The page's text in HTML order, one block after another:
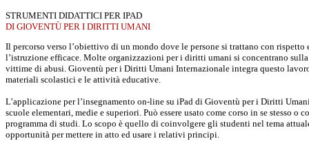
STRUMENTI DIDATTICI PER IPAD
DI GIOVENTÙ PER I DIRITTI UMANI
Il percorso verso l’obiettivo di un mondo dove le persone si trattano con rispetto
l’istruzione efficace. Molte organizzazioni per i diritti umani si concentrano
vittime di abusi. Gioventù per i Diritti Umani Internazionale integra questo
materiali scolastici e le attività educative.
L’applicazione per l’insegnamento on-line su iPad di Gioventù per i Diritti
scuole elementari, medie e superiori. Può essere usato come corso in se stesso o
programma di studi. Lo scopo è quello di coinvolgere gli studenti nel tema
opportunità per mettere in atto ed usare i relativi principi.